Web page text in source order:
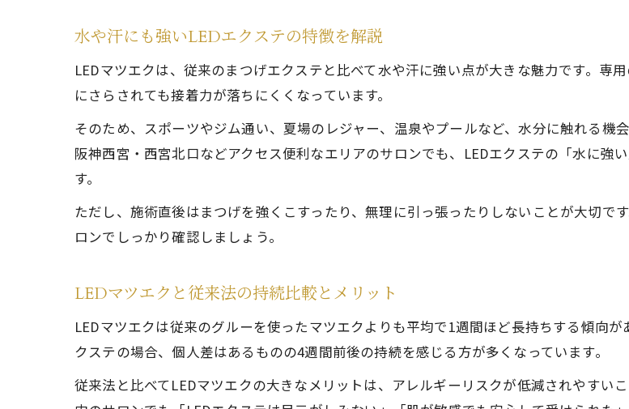
水や汗にも強いLEDエクステの特徴を解説
LEDマツエクは、従来のまつげエクステと比べて水や汗に強い点が大きな魅力です。専
にさらされても接着力が落ちにくくなっています。
そのため、スポーツやジム通い、夏場のレジャー、温泉やプールなど、水分に触れる機
阪神西宮・西宮北口などアクセス便利なエリアのサロンでも、LEDエクステの「水に強
す。
ただし、施術直後はまつげを強くこすったり、無理に引っ張ったりしないことが大切で
ロンでしっかり確認しましょう。
LEDマツエクと従来法の持続比較とメリット
LEDマツエクは従来のグルーを使ったマツエクよりも平均で1週間ほど長持ちする傾向
クステの場合、個人差はあるものの4週間前後の持続を感じる方が多くなっています。
従来法と比べてLEDマツエクの大きなメリットは、アレルギーリスクが低減されやすい